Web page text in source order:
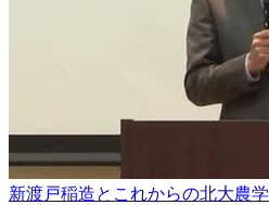
新渡戸稲造とこれからの北大農学